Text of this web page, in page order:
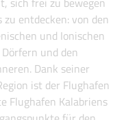
entdecken: von den
und Ionischen
und den
Dank seiner
ist der Flughafen
Flughafen Kalabriens